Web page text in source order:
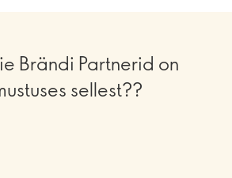
Brändi Partnerid on
sellest??